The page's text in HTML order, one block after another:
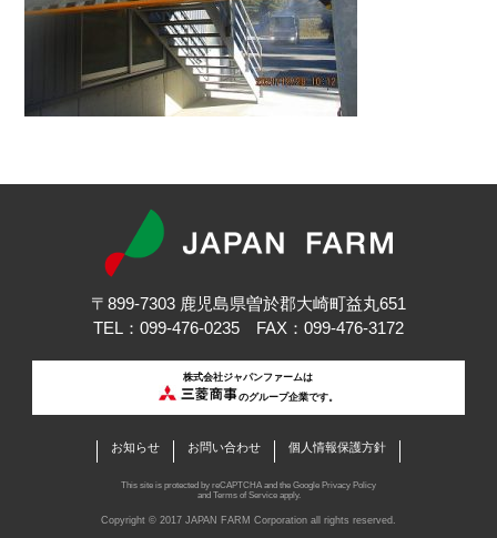
〒899-7303 鹿児島県曽於郡大崎町益丸651
TEL：099-476-0235 FAX：099-476-3172
株式会社ジャパンファームは
のグループ企業です。
お知らせ お問い合わせ 個人情報保護方針
This site is protected by reCAPTCHA and the Google Privacy Policy
and Terms of Serviceapply.
Copyright © 2017 JAPAN FARM Corporation all rights reserved.